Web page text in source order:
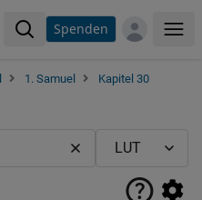
Spenden
1. Samuel
Kapitel 30